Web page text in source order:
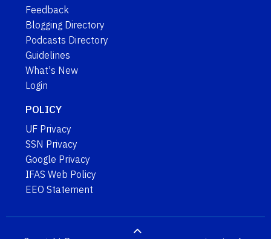
Feedback
Blogging Directory
Podcasts Directory
Guidelines
What's New
Login
POLICY
UF Privacy
SSN Privacy
Google Privacy
IFAS Web Policy
EEO Statement